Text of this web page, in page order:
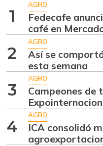
07/25/2026
Ajo
07/25/2026
Ají dulce
01/17/2015
Ají topito dulce
07/25/2026
Alas de pollo sin
1
AGRO
Fedecafe
café en
2
AGRO
Así se
esta semana
3
AGRO
Campeones de
4
AGRO
ICA consolidó